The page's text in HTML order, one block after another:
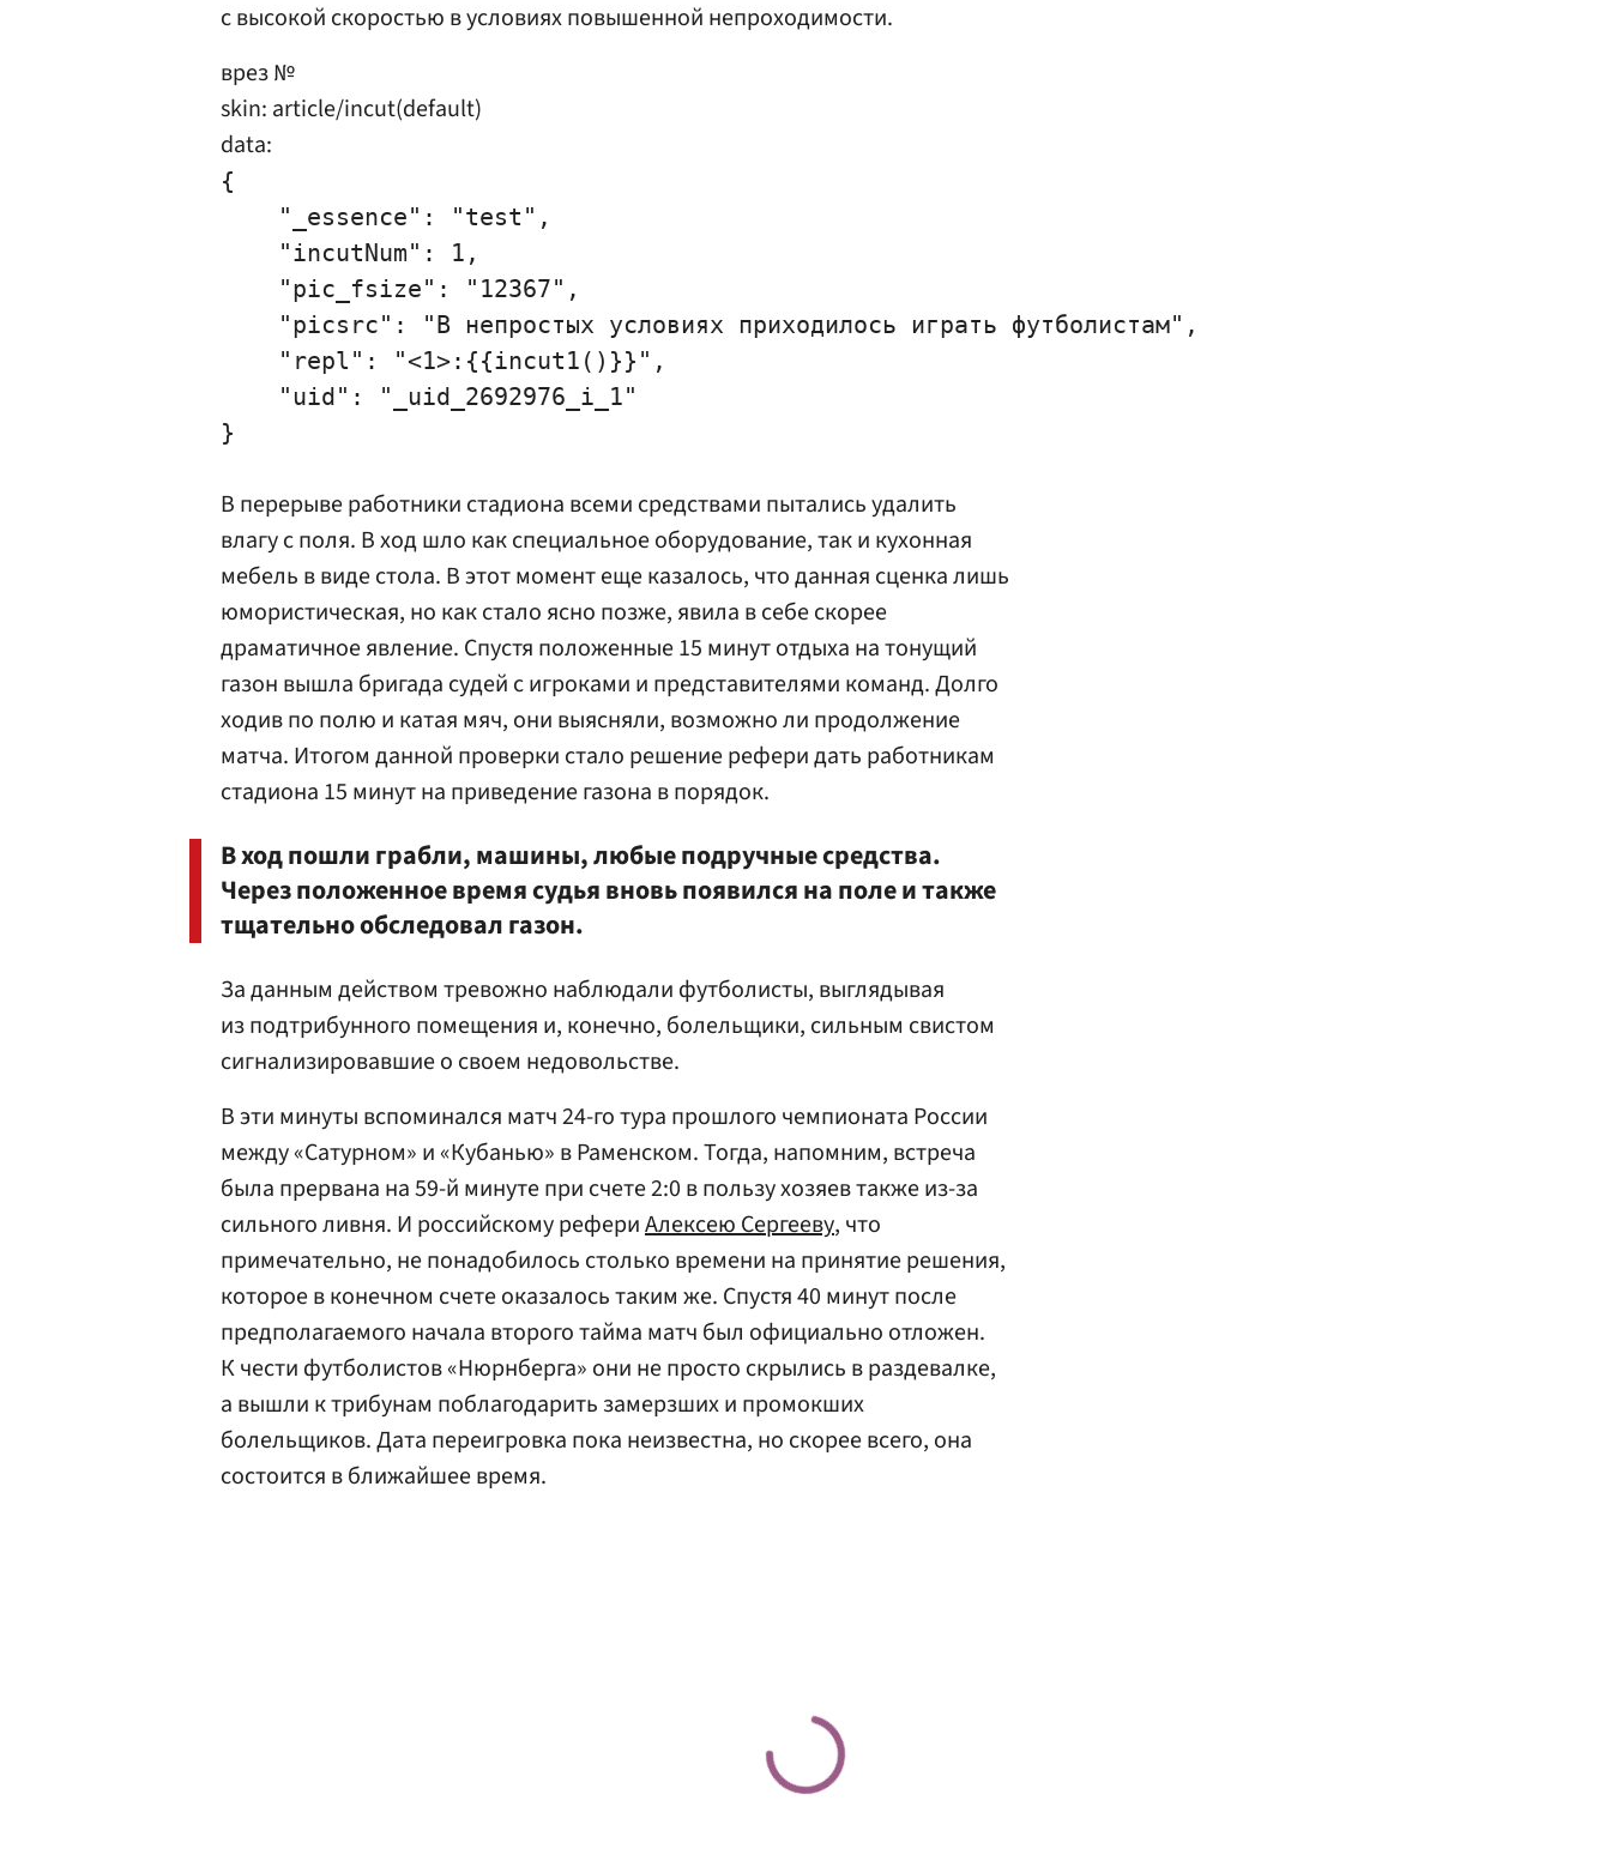
с высокой скоростью в условиях повышенной непроходимости.
врез №
skin: article/incut(default)
data:
{
    "_essence": "test",
    "incutNum": 1,
    "pic_fsize": "12367",
    "picsrc": "В непростых условиях приходилось играть футболистам",
    "repl": "<1>:{{incut1()}}",
    "uid": "_uid_2692976_i_1"
В перерыве работники стадиона всеми средствами пытались удалить
влагу с поля. В ход шло как специальное оборудование, так и кухонная
мебель в виде стола. В этот момент еще казалось, что данная сценка лишь
юмористическая, но как стало ясно позже, явила в себе скорее
драматичное явление. Спустя положенные 15 минут отдыха на тонущий
газон вышла бригада судей с игроками и представителями команд. Долго
ходив по полю и катая мяч, они выясняли, возможно ли продолжение
матча. Итогом данной проверки стало решение рефери дать работникам
стадиона 15 минут на приведение газона в порядок.
В ход пошли грабли, машины, любые подручные средства.
Через положенное время судья вновь появился на поле и также
тщательно обследовал газон.
За данным действом тревожно наблюдали футболисты, выглядывая
из подтрибунного помещения и, конечно, болельщики, сильным свистом
сигнализировавшие о своем недовольстве.
В эти минуты вспоминался матч 24-го тура прошлого чемпионата России
между «Сатурном» и «Кубанью» в Раменском. Тогда, напомним, встреча
была прервана на 59-й минуте при счете 2:0 в пользу хозяев также из-за
сильного ливня. И российскому рефериАлексею Сергееву, что
примечательно, не понадобилось столько времени на принятие решения,
которое в конечном счете оказалось таким же. Спустя 40 минут после
предполагаемого начала второго тайма матч был официально отложен.
К чести футболистов «Нюрнберга» они не просто скрылись в раздевалке,
а вышли к трибунам поблагодарить замерзших и промокших
болельщиков. Дата переигровка пока неизвестна, но скорее всего, она
состоится в ближайшее время.